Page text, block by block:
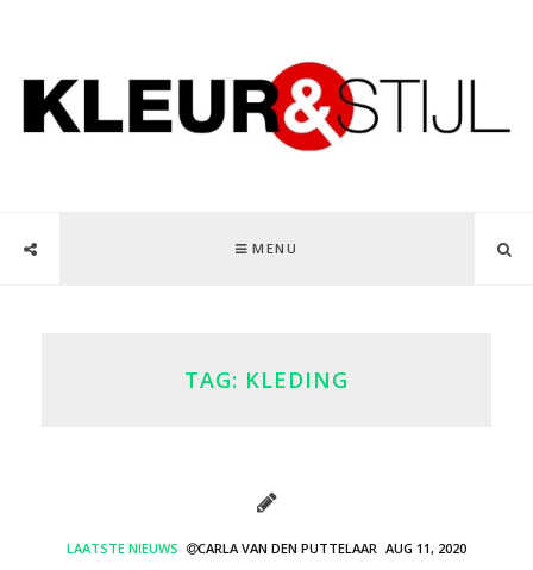
MENU
TAG: KLEDING
LAATSTE NIEUWS CARLA VAN DEN PUTTELAAR AUG 11, 2020